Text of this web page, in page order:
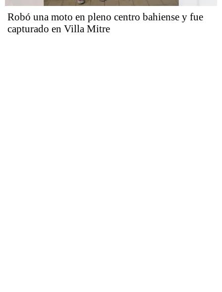
Robó una moto en pleno centro bahiense y fue
capturado en Villa Mitre